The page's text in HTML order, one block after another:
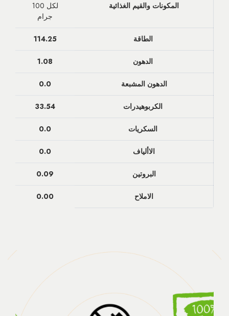
لكل 100
جرام
المكونات والقيم الغذائية
114.25 الطاقة
1.08
0.0 الدهون المشبعة
33.54
0.0
0.0 الاألياف
0.09 البروتين
0.00 الاملاح